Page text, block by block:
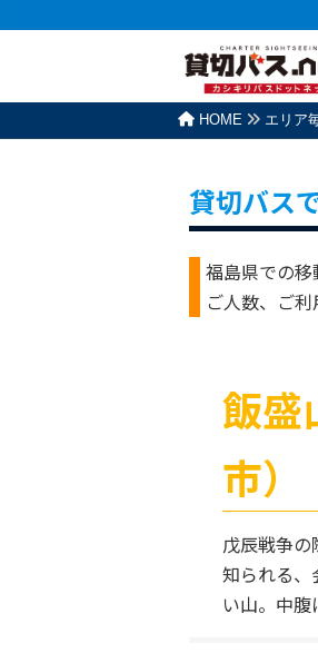
HOME エリア
貸切バス
福島県での移
ご人数、ご
飯盛
市）
戊辰戦争の
知られる、
い山。中腹